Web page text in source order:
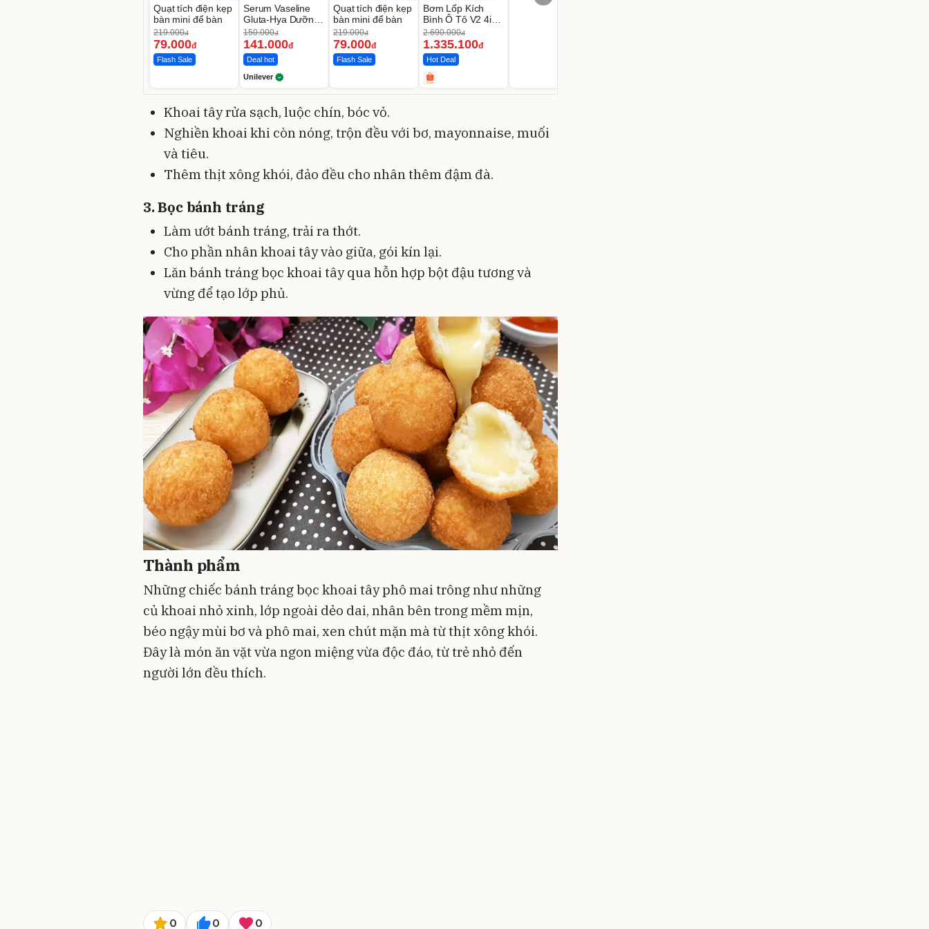
Quạt tích điện kẹp
bàn mini để bàn
219.000đ
79.000đ
Flash Sale
Serum Vaseline
Gluta-Hya Dưỡng
Da Sáng Mịn Sau
7 Ngày
150.000đ
141.000đ
Deal hot
Unilever
Quạt tích điện kẹp
bàn mini để bàn
219.000đ
79.000đ
Flash Sale
Bơm Lốp Kích
Bình Ô Tô V2 4in1
MEDICAR –
12.000mAh
2.690.000đ
1.335.100đ
Hot Deal
Khoai tây rửa sạch, luộc chín, bóc vỏ.
Nghiền khoai khi còn nóng, trộn đều với bơ, mayonnaise, muối
và tiêu.
Thêm thịt xông khói, đảo đều cho nhân thêm đậm đà.
3. Bọc bánh tráng
Làm ướt bánh tráng, trải ra thớt.
Cho phần nhân khoai tây vào giữa, gói kín lại.
Lăn bánh tráng bọc khoai tây qua hỗn hợp bột đậu tương và
vừng để tạo lớp phủ.
Thành phẩm
Những chiếc bánh tráng bọc khoai tây phô mai trông như những
củ khoai nhỏ xinh, lớp ngoài dẻo dai, nhân bên trong mềm mịn,
béo ngậy mùi bơ và phô mai, xen chút mặn mà từ thịt xông khói.
Đây là món ăn vặt vừa ngon miệng vừa độc đáo, từ trẻ nhỏ đến
người lớn đều thích.
0 0 0